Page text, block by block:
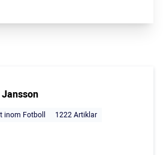
inom Fotboll 1222 Artiklar